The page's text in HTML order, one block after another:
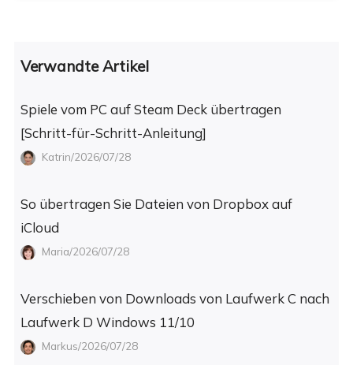
Verwandte Artikel
Spiele vom PC auf Steam Deck übertragen
[Schritt-für-Schritt-Anleitung]
Katrin/2026/07/28
So übertragen Sie Dateien von Dropbox auf
iCloud
Maria/2026/07/28
Verschieben von Downloads von Laufwerk C nach
Laufwerk D Windows 11/10
Markus/2026/07/28